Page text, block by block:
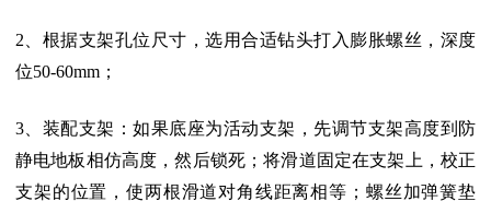
2、根据支架孔位尺寸，选用合适钻头打入膨胀螺丝，深度
位50-60mm；
3、装配支架：如果底座为活动支架，先调节支架高度到防
静电地板相仿高度，然后锁死；将滑道固定在支架上，校正
支架的位置，使两根滑道对角线距离相等；螺丝加弹簧垫